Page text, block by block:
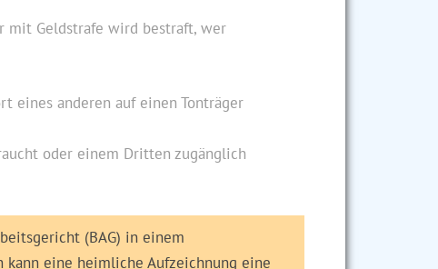
eines anderen auf einen Tonträger
oder einem Dritten zugänglich